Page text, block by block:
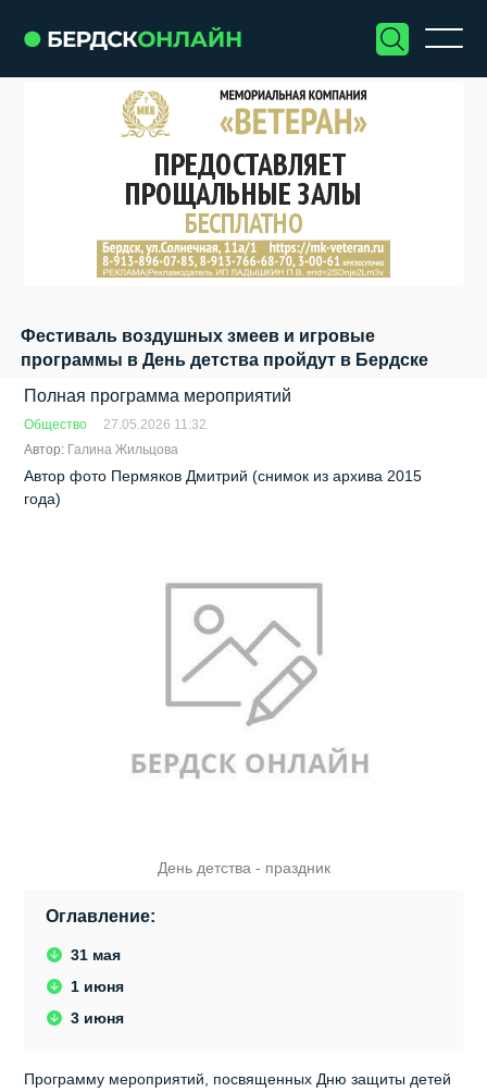
Фестиваль воздушных змеев и игровые
программы в День детства пройдут в Бердске
Полная программа мероприятий
Общество
27.05.2026 11:32
Автор: Галина Жильцова
Автор фото Пермяков Дмитрий (снимок из архива 2015
года)
День детства - праздник
Оглавление:
31 мая
1 июня
3 июня
Программу мероприятий, посвященных Дню защиты детей